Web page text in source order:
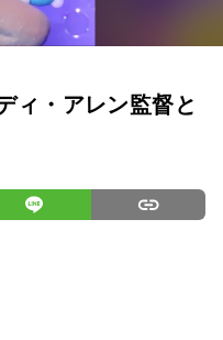
ィ・アレン監督と